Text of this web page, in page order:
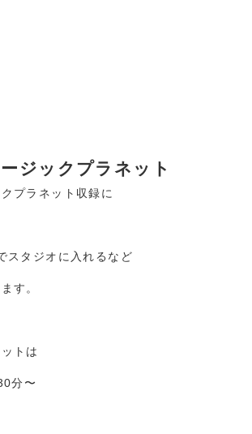
ジックプラネット
プラネット収録に
スタジオに入れるなど
す。
トは
分〜